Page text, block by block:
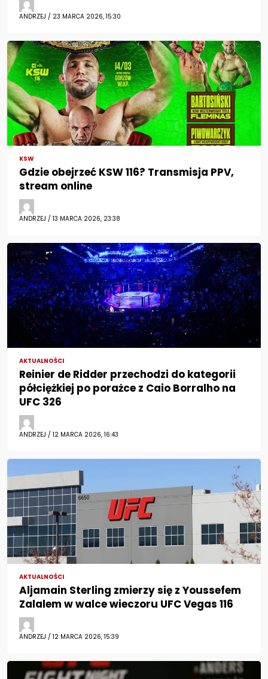
ANDRZEJ / 23 MARCA 2026, 15:30
KSW
Gdzie obejrzeć KSW 116? Transmisja PPV,
stream online
ANDRZEJ / 13 MARCA 2026, 23:38
AKTUALNOŚCI
Reinier de Ridder przechodzi do kategorii
półciężkiej po porażce z Caio Borralho na
UFC 326
ANDRZEJ / 12 MARCA 2026, 16:43
AKTUALNOŚCI
Aljamain Sterling zmierzy się z Youssefem
Zalalem w walce wieczoru UFC Vegas 116
ANDRZEJ / 12 MARCA 2026, 15:39